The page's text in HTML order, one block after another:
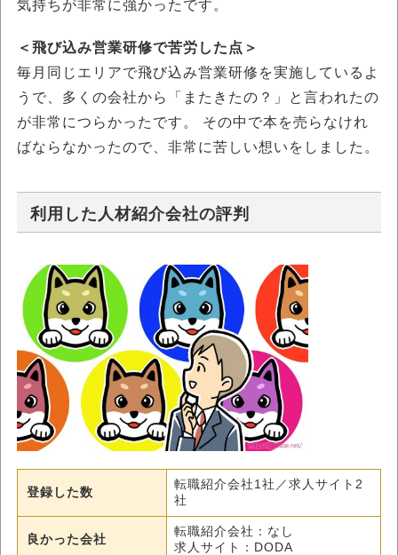
気持ちが非常に強かったです。
＜飛び込み営業研修で苦労した点＞
毎月同じエリアで飛び込み営業研修を実施しているよ
うで、多くの会社から「またきたの？」と言われたの
が非常につらかったです。 その中で本を売らなけれ
ばならなかったので、非常に苦しい想いをしました。
利用した人材紹介会社の評判
登録した数
転職紹介会社1社／求人サイト2
社
良かった会社
転職紹介会社：なし
求人サイト：DODA